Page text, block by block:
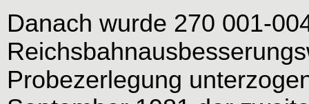
Danach wurde 270 001-
Probezerlegung